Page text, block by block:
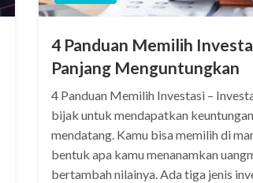
4 Panduan Memilih
Panjang Menguntungkan
4 Panduan Memilih Investasi –
bijak untuk mendapatkan
mendatang. Kamu bisa memilih di
bentuk apa kamu menanamkan
bertambah nilainya. Ada tiga jenis